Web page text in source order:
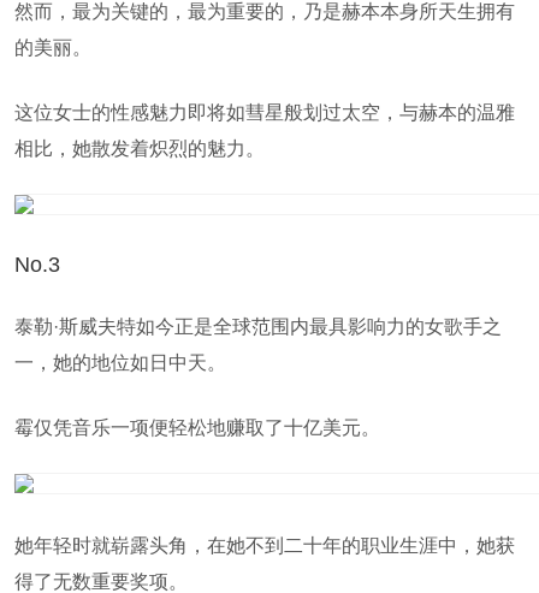
然而，最为关键的，最为重要的，乃是赫本本身所天生拥有
的美丽。
这位女士的性感魅力即将如彗星般划过太空，与赫本的温雅
相比，她散发着炽烈的魅力。
No.3
泰勒·斯威夫特如今正是全球范围内最具影响力的女歌手之
一，她的地位如日中天。
霉仅凭音乐一项便轻松地赚取了十亿美元。
她年轻时就崭露头角，在她不到二十年的职业生涯中，她获
得了无数重要奖项。